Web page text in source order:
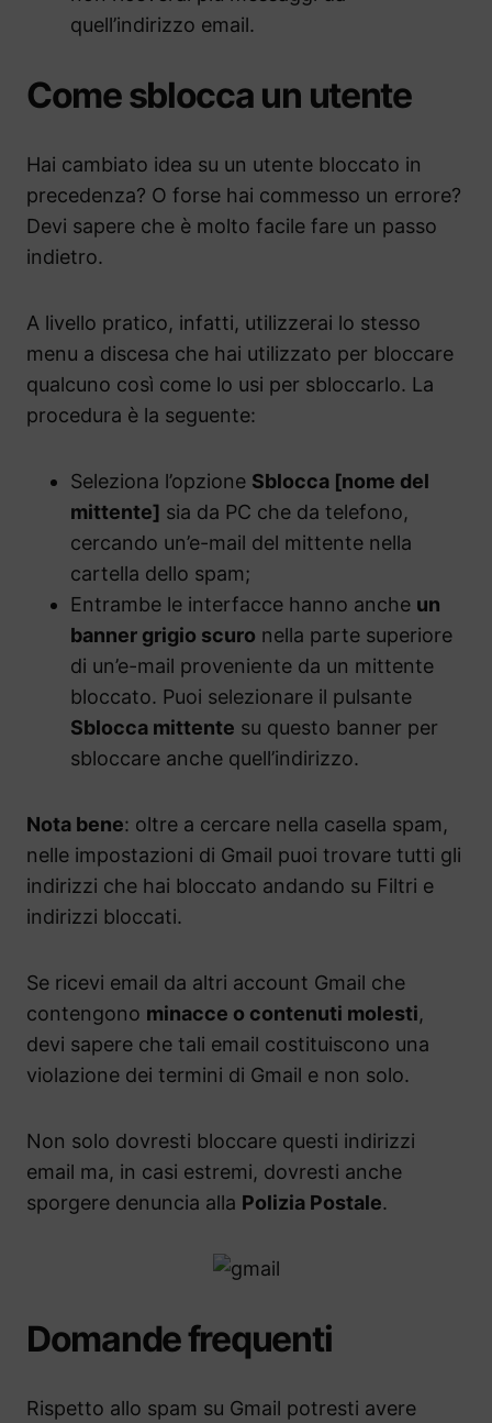
quell’indirizzo email.
Come sblocca un utente
Hai cambiato idea su un utente bloccato in
precedenza? O forse hai commesso un errore?
Devi sapere che è molto facile fare un passo
indietro.
A livello pratico, infatti, utilizzerai lo stesso
menu a discesa che hai utilizzato per bloccare
qualcuno così come lo usi per sbloccarlo. La
procedura è la seguente:
Seleziona l’opzione Sblocca [nome del
mittente] sia da PC che da telefono,
cercando un’e-mail del mittente nella
cartella dello spam;
Entrambe le interfacce hanno anche un
banner grigio scuro nella parte superiore
di un’e-mail proveniente da un mittente
bloccato. Puoi selezionare il pulsante
Sblocca mittente su questo banner per
sbloccare anche quell’indirizzo.
Nota bene: oltre a cercare nella casella spam,
nelle impostazioni di Gmail puoi trovare tutti gli
indirizzi che hai bloccato andando su Filtri e
indirizzi bloccati.
Se ricevi email da altri account Gmail che
contengono minacce o contenuti molesti,
devi sapere che tali email costituiscono una
violazione dei termini di Gmail e non solo.
Non solo dovresti bloccare questi indirizzi
email ma, in casi estremi, dovresti anche
sporgere denuncia alla Polizia Postale.
Domande frequenti
Rispetto allo spam su Gmail potresti avere